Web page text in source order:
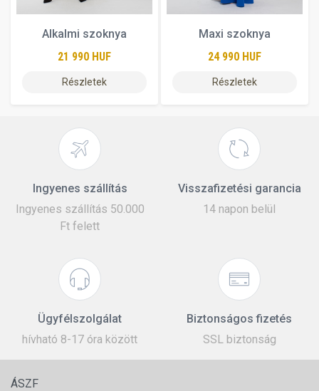
Alkalmi szoknya
21 990 HUF
Részletek
Maxi szoknya
24 990 HUF
Részletek
Ingyenes szállítás
Ingyenes szállítás 50.000
Ft felett
Visszafizetési garancia
14 napon belül
Ügyfélszolgálat
hívható 8-17 óra között
Biztonságos fizetés
SSL biztonság
ÁSZF